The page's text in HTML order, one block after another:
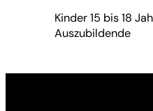
Kinder 15 bis 18
Auszubildende